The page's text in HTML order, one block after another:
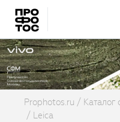
Prophotos.ru Каталог
Leica